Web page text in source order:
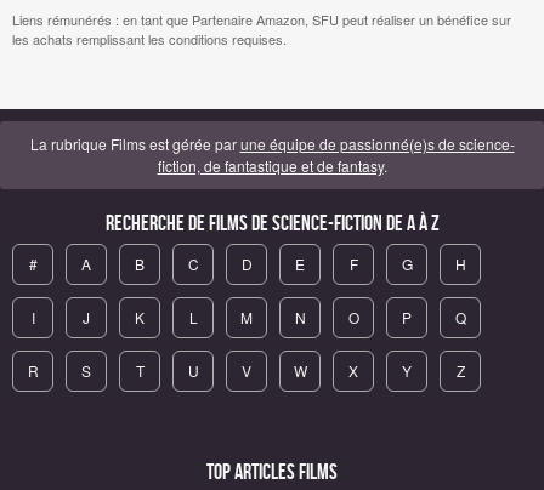
Liens rémunérés : en tant que Partenaire Amazon, SFU peut réaliser un bénéfice sur
les achats remplissant les conditions requises.
La rubrique Films est gérée parune équipe de passionné(e)s de science-
fiction, de fantastique et de fantasy.
Recherche de Films de science-fiction de A à Z
# A B C D E F G H
I J K L M N O P Q
R S T U V W X Y Z
Top articles Films